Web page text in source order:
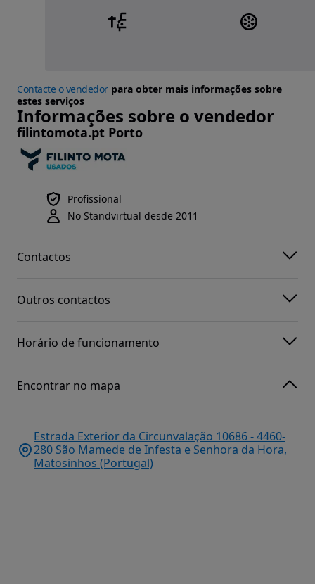
Contacte o vendedorpara obter mais informações sobre
estes serviços
Informações sobre o vendedor
filintomota.pt Porto
Profissional
No Standvirtual desde 2011
Contactos
Outros contactos
Horário de funcionamento
Encontrar no mapa
Estrada Exterior da Circunvalação 10686 - 4460-
280 São Mamede de Infesta e Senhora da Hora,
Matosinhos (Portugal)